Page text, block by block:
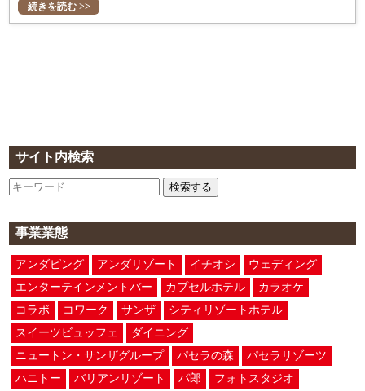
サイト内検索
検索する
事業業態
アンダピング アンダリゾート イチオシ
ウェディング
エンターテインメントバー
カプセルホテル
カラオケ
コラボ
コワーク サンザ
シティリゾートホテル
スイーツビュッフェ
ダイニング
ニュートン・サンザグループ
パセラの森
パセラリゾーツ
ハニトー
バリアンリゾート パ郎
フォトスタジオ
続きを読む >>